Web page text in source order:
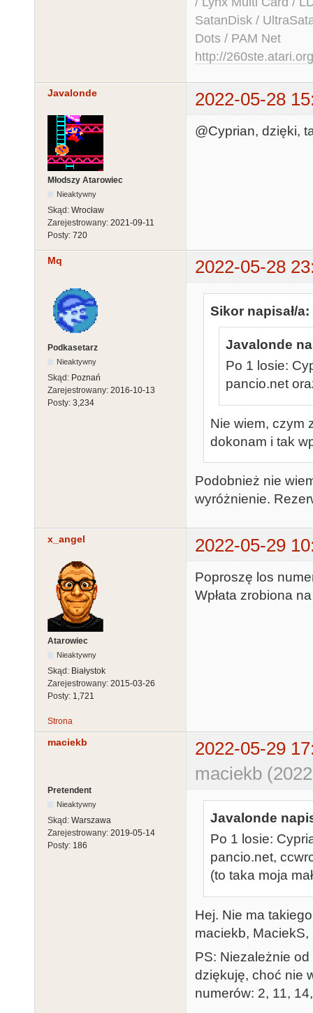
SatanDisk /
Dots / PAM Net
http://260ste.atari.org
Javalonde 2022-05-28
Młodszy Atarowiec
Nieaktywny
Skąd: Wrocław
Zarejestrowany: 2021-09-11
Posty: 720
@Cyprian, dzięki,
Mq 2022-05-28
Podkasetarz
Nieaktywny
Skąd: Poznań
Zarejestrowany: 2016-10-13
Posty: 3,234
Sikor napisał/a:
Javalonde
Po 1 losie:
pancio.net
Nie wiem, czym
dokonam i tak
Podobnież nie
wyróżnienie.
x_angel 2022-05-29
Atarowiec
Nieaktywny
Skąd: Białystok
Zarejestrowany: 2015-03-26
Posty: 1,721
Poproszę los
Wpłata zrobiona
Strona
maciekb
2022-05-29
maciekb
Pretendent
Nieaktywny
Skąd: Warszawa
Zarejestrowany: 2019-05-14
Posty: 186
Javalonde
Po 1 losie:
pancio.net,
(to taka moja
Hej. Nie ma
maciekb,
PS: Niezależnie
dziękuję, choć nie
numerów: 2, 11,